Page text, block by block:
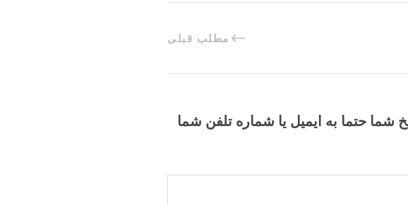
مطلب قبلی
شما حتما به ایمیل یا شماره تلفن شما